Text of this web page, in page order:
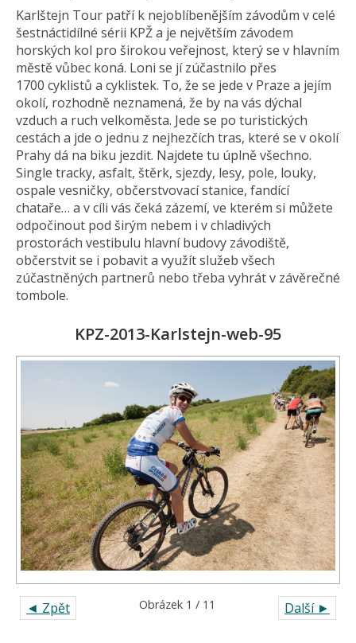
Karlštejn Tour patří k nejoblíbenějším závodům v celé
šestnáctidílné sérii KPŽ a je největším závodem
horských kol pro širokou veřejnost, který se v hlavním
městě vůbec koná. Loni se jí zúčastnilo přes
1700 cyklistů a cyklistek. To, že se jede v Praze a jejím
okolí, rozhodně neznamená, že by na vás dýchal
vzduch a ruch velkoměsta. Jede se po turistických
cestách a jde o jednu z nejhezčích tras, které se v okolí
Prahy dá na biku jezdit. Najdete tu úplně všechno.
Single tracky, asfalt, štěrk, sjezdy, lesy, pole, louky,
ospale vesničky, občerstvovací stanice, fandící
chataře… a v cíli vás čeká zázemí, ve kterém si můžete
odpočinout pod širým nebem i v chladivých
prostorách vestibulu hlavní budovy závodiště,
občerstvit se i pobavit a využít služeb všech
zúčastněných partnerů nebo třeba vyhrát v závěrečné
tombole.
KPZ-2013-Karlstejn-web-95
◄ Zpět Další ►
Obrázek 1 / 11